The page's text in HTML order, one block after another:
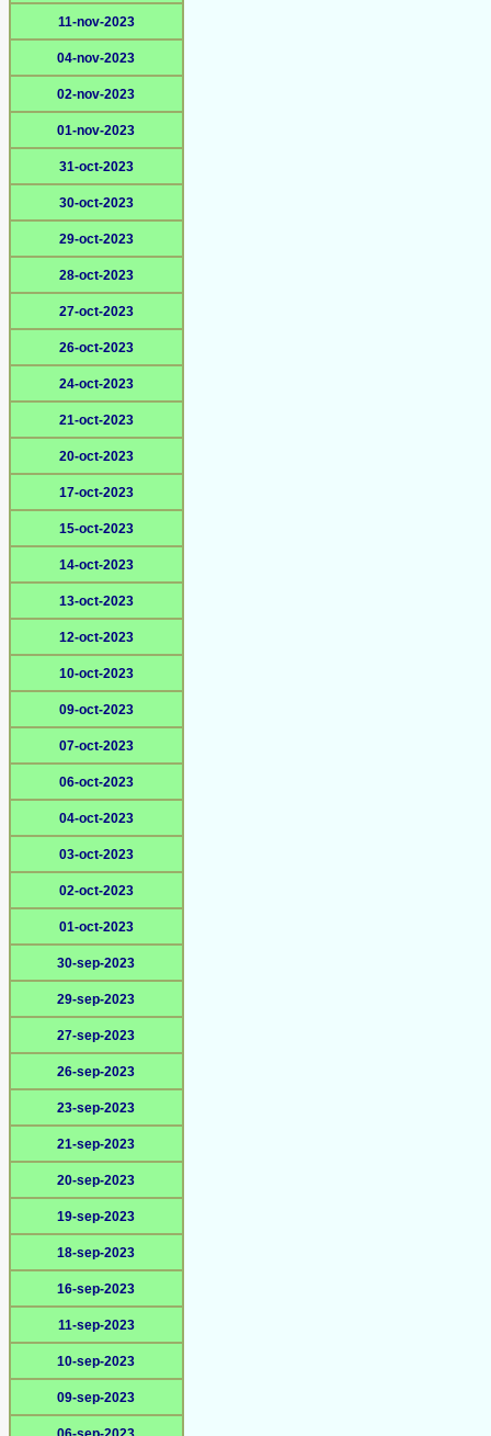
11-nov-2023
04-nov-2023
02-nov-2023
01-nov-2023
31-oct-2023
30-oct-2023
29-oct-2023
28-oct-2023
27-oct-2023
26-oct-2023
24-oct-2023
21-oct-2023
20-oct-2023
17-oct-2023
15-oct-2023
14-oct-2023
13-oct-2023
12-oct-2023
10-oct-2023
09-oct-2023
07-oct-2023
06-oct-2023
04-oct-2023
03-oct-2023
02-oct-2023
01-oct-2023
30-sep-2023
29-sep-2023
27-sep-2023
26-sep-2023
23-sep-2023
21-sep-2023
20-sep-2023
19-sep-2023
18-sep-2023
16-sep-2023
11-sep-2023
10-sep-2023
09-sep-2023